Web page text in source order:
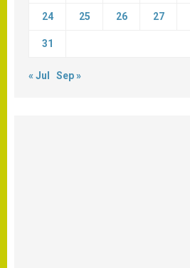
24 25 26 27
31
« Jul Sep »